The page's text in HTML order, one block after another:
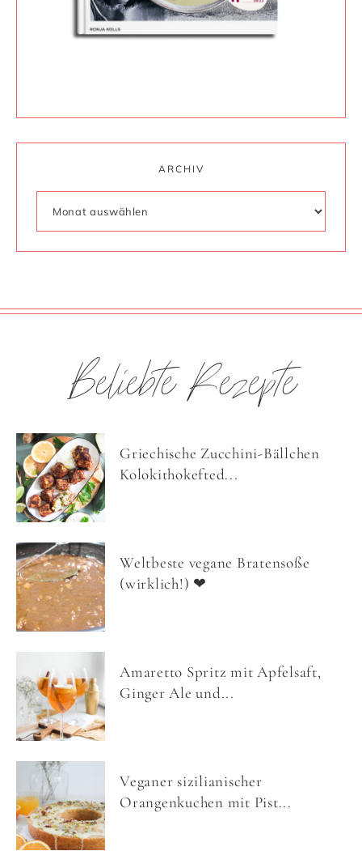
ARCHIV
Beliebte Rezepte
Griechische Zucchini-Bällchen
Kolokithokefted...
Weltbeste vegane Bratensoße
(wirklich!) ❤
Amaretto Spritz mit Apfelsaft,
Ginger Ale und...
Veganer sizilianischer
Orangenkuchen mit Pist...